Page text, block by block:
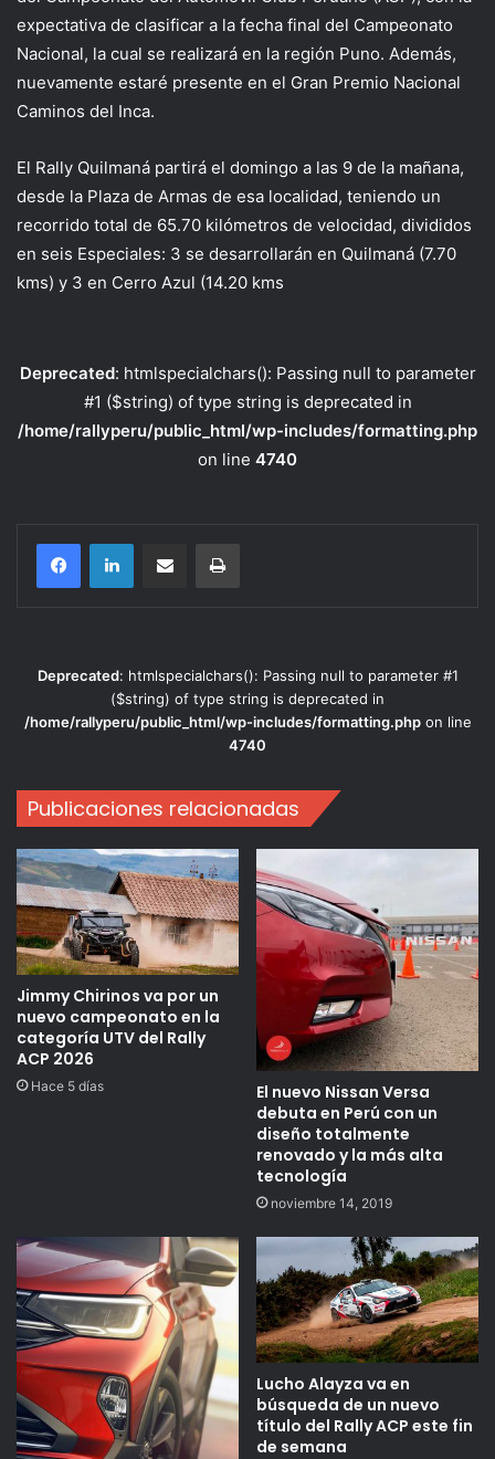
expectativa de clasificar a la fecha final del Campeonato
Nacional, la cual se realizará en la región Puno. Además,
nuevamente estaré presente en el Gran Premio Nacional
Caminos del Inca.
El Rally Quilmaná partirá el domingo a las 9 de la mañana,
desde la Plaza de Armas de esa localidad, teniendo un
recorrido total de 65.70 kilómetros de velocidad, divididos
en seis Especiales: 3 se desarrollarán en Quilmaná (7.70
kms) y 3 en Cerro Azul (14.20 kms
Deprecated: htmlspecialchars(): Passing null to parameter
#1 ($string) of type string is deprecated in
/home/rallyperu/public_html/wp-includes/formatting.php
on line 4740
Compartir por correo electrónicoImprimir
Deprecated: htmlspecialchars(): Passing null to parameter #1
($string) of type string is deprecated in
/home/rallyperu/public_html/wp-includes/formatting.phpon line
4740
Publicaciones relacionadas
Jimmy Chirinos va por un
nuevo campeonato en la
categoría UTV del Rally
ACP 2026
Hace 5 días
El nuevo Nissan Versa
debuta en Perú con un
diseño totalmente
renovado y la más alta
tecnología
noviembre 14, 2019
Lucho Alayza va en
búsqueda de un nuevo
título del Rally ACP este fin
de semana